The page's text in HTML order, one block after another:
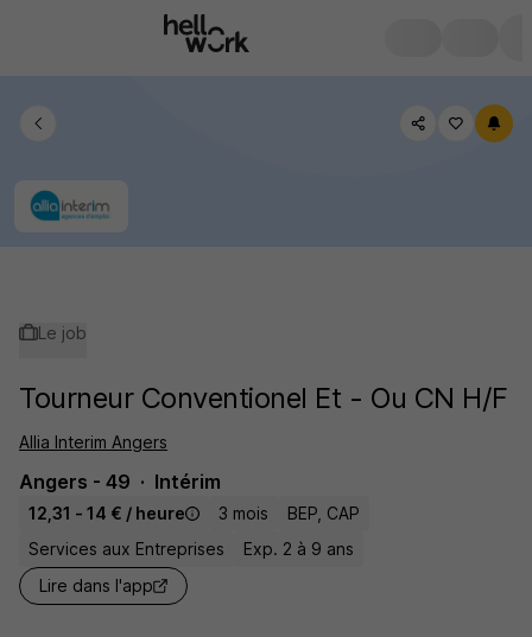
Le job
Tourneur Conventionel Et - Ou CN H/F
Allia Interim Angers
Angers - 49 Intérim
12,31 - 14 € / heure 3 mois
BEP, CAP
Services aux Entreprises
Exp. 2 à 9 ans
Lire dans l'app